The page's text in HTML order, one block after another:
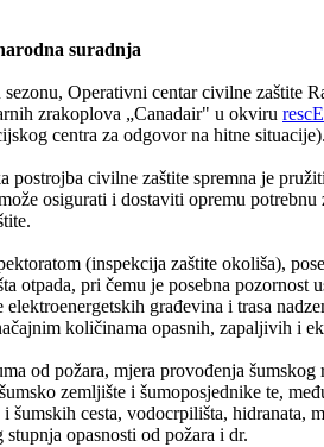
suradnja
Operativni centar civilne zaštite
zrakoplova „Canadair" u okviru
centra za odgovor na hitne situacije).
postrojba civilne zaštite spremna je
osigurati i dostaviti opremu potrebnu
(inspekcija zaštite okoliša),
otpada, pri čemu je posebna
građevina i trasa
količinama opasnih, zapaljivih i
od požara, mjera provođenja
zemljište i šumoposjednike te,
šumskih cesta, vodocrpilišta,
opasnosti od požara i dr.